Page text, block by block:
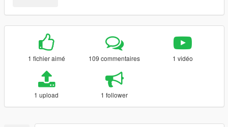
1 fichier aimé 109 commentaires 1 vidéo
1 upload 1 follower